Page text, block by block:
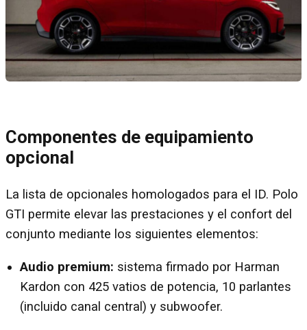
Componentes de equipamiento
opcional
La lista de opcionales homologados para el ID. Polo
GTI permite elevar las prestaciones y el confort del
conjunto mediante los siguientes elementos:
Audio premium: sistema firmado por Harman
Kardon con 425 vatios de potencia, 10 parlantes
(incluido canal central) y subwoofer.